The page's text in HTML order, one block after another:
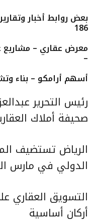
بعض روابط أخبار
186
معرض عقاري – مشاريع
–
أسهم أرامكو – بناء
رئيس التحرير
صحيفة أملاك
الرياض تستضيف
الدولي في مارس
التسويق العقاري
أركان أساسية